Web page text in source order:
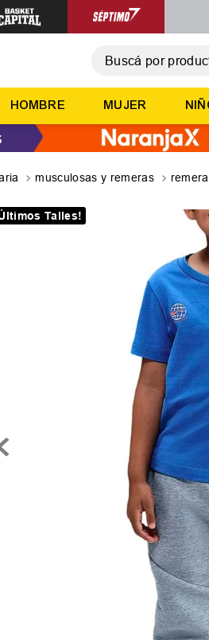
HOMBRE MUJER
musculosas y remeras
Talles!
2
3.
5.